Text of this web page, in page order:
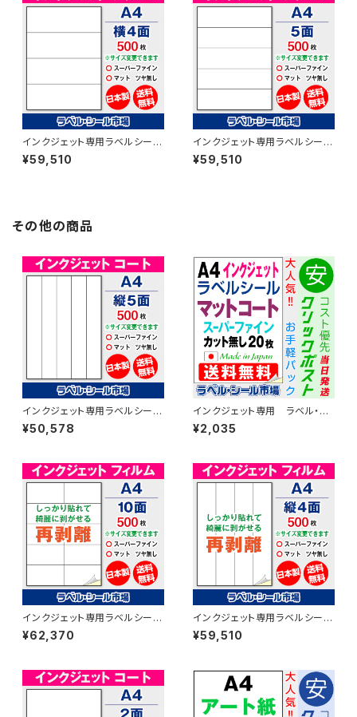
インクジェット専用ラベルシール
フィルム A4-横4面 500枚 スー
パーファイン T1Y4iD【日本製】
¥59,510
インクジェット専用ラベルシール
フィルム A4-5面 500枚 スーパ
ーファイン T1Y5iD【日本製】
¥59,510
その他の商品
インクジェット専用ラベルシール
マットコートA4-縦5面 500枚
スーパーファイン T5Y1iA
¥50,578
インクジェット専用 ラベル・シ
ール A4カット無し コート
紙 20枚 T1Y1iA-CP2
¥2,035
インクジェット専用ラベルシール
フィルム再剥離 A4-10面 500
枚 スーパーファイン T2Y5iDrs
¥62,370
インクジェット専用ラベルシール
フィルム再剥離 A4-縦4面 500
枚 スーパーファイン T4Y1iDrs
¥59,510